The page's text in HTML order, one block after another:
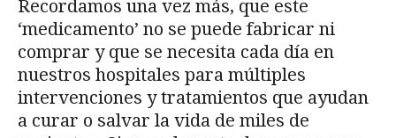
Recordamos una vez más, que este
‘medicamento’ no se puede fabricar ni
comprar y que se necesita cada día en
nuestros hospitales para múltiples
intervenciones y tratamientos que ayudan
a curar o salvar la vida de miles de